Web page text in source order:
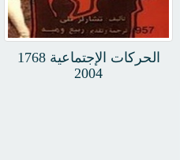
الحركات الإجتماعية 1768
2004